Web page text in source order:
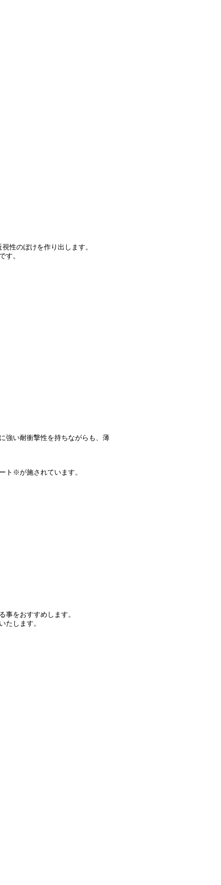
性のぼけを作り出します。
す。
強い耐衝撃性を持ちながらも、薄
ト※が施されています。
をおすすめします。
たします。